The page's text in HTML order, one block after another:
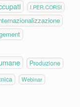
I.PER.CORSI
Produzione
Webinar